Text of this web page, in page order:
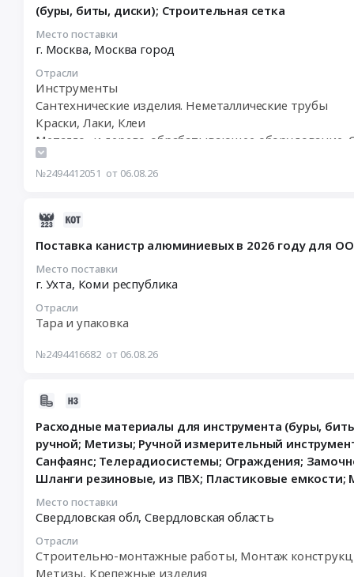
(буры, биты, диски); Строительная сетка
Место поставки
г. Москва, Москва город
Отрасли
Инструменты
Сантехнические изделия. Неметаллические трубы
Краски, Лаки, Клеи
Металло- и дерево-обрабатывающее оборудование,
Тара и упаковка
№2494412051 от 06.08.26
18:55:03
2026-
08-
00:00:00
Тендер:
ПНД
трубы
(для
Лакокрасочные
материалы;
Стрейч,
скотч,
мешки;
материалы
для
инструмента
диски);
сетка
Тендер:
ПНД
трубы
(для
водоснабжения);
материалы;
Стрейч,
Поставка канистр алюминиевых в 2026 году для
Место поставки
г. Ухта, Коми республика
Отрасли
Тара и упаковка
№2494416682 от 06.08.26
2026-
11:53:45
2026-
08-
15:00:00
канистр
алюминиевых
2026
году
для
ООО
ЛУКОЙЛ-
Ухтанефтепереработка
Расходные материалы для инструмента (буры,
ручной; Метизы; Ручной измерительный
Санфаянс; Телерадиосистемы; Ограждения;
Шланги резиновые, из ПВХ; Пластиковые емкости;
Место поставки
Свердловская обл,Свердловская область
Отрасли
Строительно-монтажные работы, Монтаж
Метизы, Крепежные изделия
2026-
11:42:31
2026-
08-
Тендер